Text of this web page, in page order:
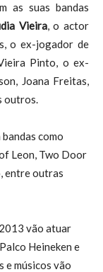
as suas bandas
Vieira, o actor
o ex-jogador de
Pinto, o ex-
Joana Freitas,
outros.
como
Leon, Two Door
entre outras
vão atuar
Heineken e
e músicos vão